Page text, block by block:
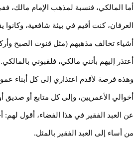
أما المالكي، فنسبة لمذهب الإمام مالك،
العرفان، كنت أقيم في بيئة شافعية، وكانوا
أشياء تخالف مذهبهم (مثل قنوت الصبح
أعتذر إليهم بأنني مالكي، فلقبوني بالمالكي.
وهذه فرصة لأقدم اعتذاري إلى كل أبناء
أخوالي الأعمريين، وإلى كل متابع أو
عن العبد الفقير في هذا الفضاء، أقول لهم:
من أساء إلى العبد الفقير بالمثل.